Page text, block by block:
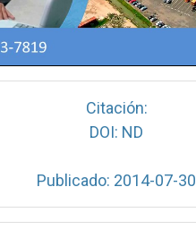
Citación:
DOI: ND
Publicado: 2014-07-30